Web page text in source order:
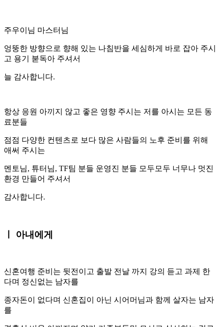
주우이님 마스터님
엉뚱한 방향으로 향해 있는 나침반을 세심하게 바로 잡아 주시
고 용기 붇독아 주셔서
늘 감사합니다.
항상 응원 아끼지 않고 좋은 영향 주시는 저를 아시는 모든 동
료분들
점점 다양한 컨텐츠로 보다 많은 사람들의 노후 준비를 위해
애써 주시는
멘토님, 튜터님, TF팀 분들 운영진 분들 모두모두 너무나 멋진
환경 만들어 주셔서
감사합니다.
ㅣ 아내에게
신혼여행 준비는 뒷전이고 출발 전날 까지 강의 듣고 과제 한
다며 정신없는 남자를
종자돈이 없다며 신혼집이 아닌 시어머님과 함께 살자는 남자
를